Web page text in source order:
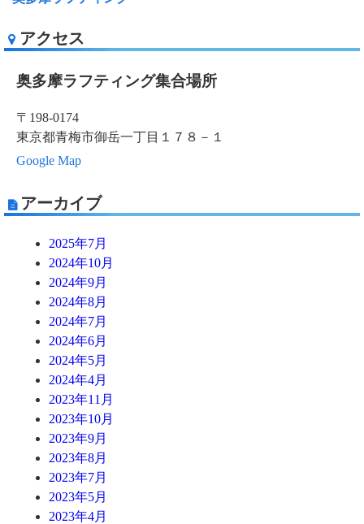
アクセス
奥多摩ラフティング集合場所
〒198-0174
東京都青梅市御岳一丁目１７８－１
Google Map
アーカイブ
2025年7月
2024年10月
2024年9月
2024年8月
2024年7月
2024年6月
2024年5月
2024年4月
2023年11月
2023年10月
2023年9月
2023年8月
2023年7月
2023年5月
2023年4月